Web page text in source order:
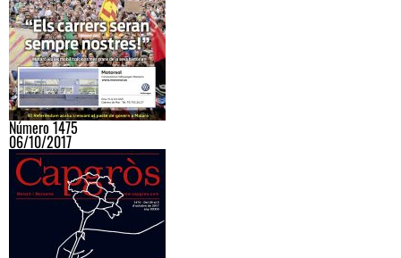
Número 1475
06/10/2017